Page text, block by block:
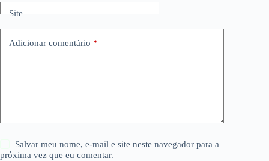
Site
Adicionar comentário *
Salvar meu nome, e-mail e site neste navegador para a
próxima vez que eu comentar.